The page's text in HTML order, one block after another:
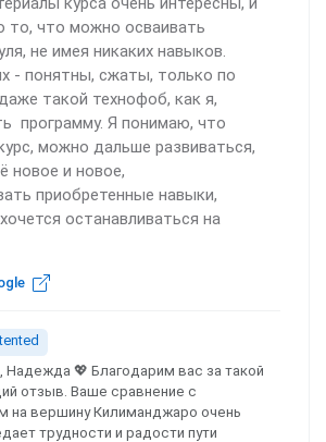
то, что можно осваивать
не имея никаких навыков.
- понятны, сжаты, только по
такой технофоб, как я,
программу. Я понимаю, что
можно дальше развиваться,
новое и новое,
приобретенные навыки,
останавливаться на
Надежда 💖 Благодарим вас за такой
отзыв. Ваше сравнение с
на вершину Килиманджаро очень
трудности и радости пути